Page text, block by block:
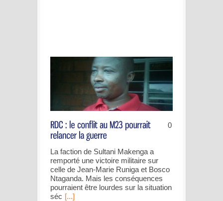
0
La faction de Sultani Makenga a
remporté une victoire militaire sur
celle de Jean-Marie Runiga et Bosco
Ntaganda. Mais les conséquences
pourraient être lourdes sur la situation
séc [...]